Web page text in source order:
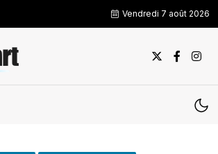
Vendredi 7 août 2026